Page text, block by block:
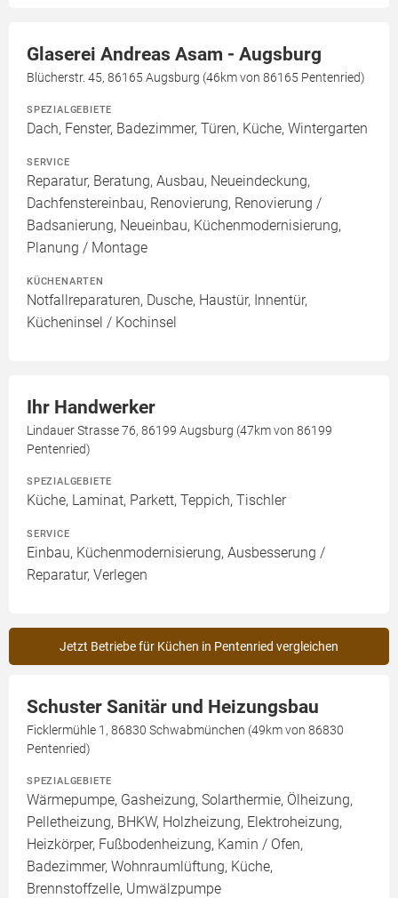
Glaserei Andreas Asam - Augsburg
Blücherstr. 45, 86165 Augsburg (46km von 86165 Pentenried)
SPEZIALGEBIETE
Dach, Fenster, Badezimmer, Türen, Küche, Wintergarten
SERVICE
Reparatur, Beratung, Ausbau, Neueindeckung,
Dachfenstereinbau, Renovierung, Renovierung /
Badsanierung, Neueinbau, Küchenmodernisierung,
Planung / Montage
KÜCHENARTEN
Notfallreparaturen, Dusche, Haustür, Innentür,
Kücheninsel / Kochinsel
Ihr Handwerker
Lindauer Strasse 76, 86199 Augsburg (47km von 86199
Pentenried)
SPEZIALGEBIETE
Küche, Laminat, Parkett, Teppich, Tischler
SERVICE
Einbau, Küchenmodernisierung, Ausbesserung /
Reparatur, Verlegen
Jetzt Betriebe für Küchen in Pentenried vergleichen
Schuster Sanitär und Heizungsbau
Ficklermühle 1, 86830 Schwabmünchen (49km von 86830
Pentenried)
SPEZIALGEBIETE
Wärmepumpe, Gasheizung, Solarthermie, Ölheizung,
Pelletheizung, BHKW, Holzheizung, Elektroheizung,
Heizkörper, Fußbodenheizung, Kamin / Ofen,
Badezimmer, Wohnraumlüftung, Küche,
Brennstoffzelle, Umwälzpumpe